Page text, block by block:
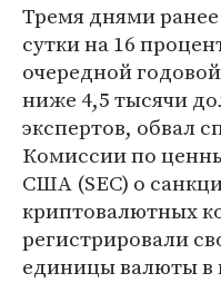
Тремя днями
сутки на 16
очередной
ниже 4,5 тысячи
экспертов, обвал
Комиссии по
США (SEC) о
криптовалютных
регистрировали
единицы валюты в